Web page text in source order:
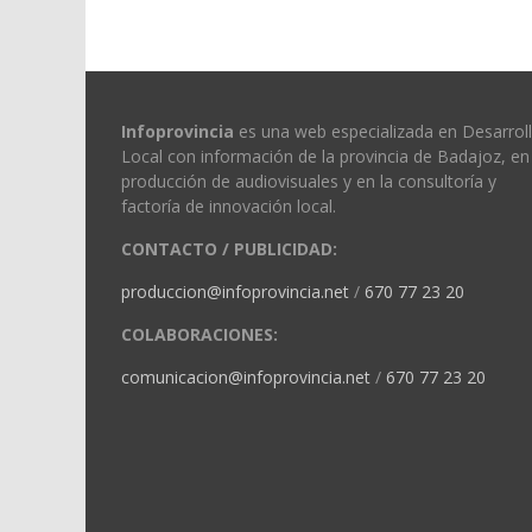
Infoprovincia es una web especializada en
Local con información de la provincia de Badajoz, en
producción de audiovisuales y en la consultoría y
factoría de innovación local.
CONTACTO / PUBLICIDAD:
produccion@infoprovincia.net / 670 77 23 20
COLABORACIONES:
comunicacion@infoprovincia.net / 670 77 23 20